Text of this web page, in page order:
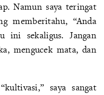
Namun saya teringat
memberitahu, “Anda
ini sekaligus. Jangan
mengucek mata, dan
saya sangat